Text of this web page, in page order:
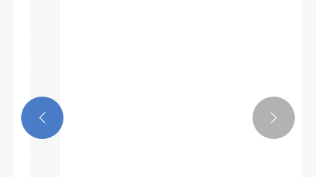
 